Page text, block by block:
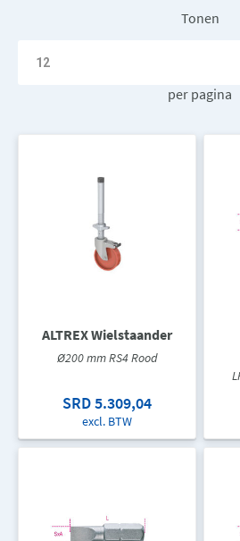
Tonen
per pagina
ALTREX Wielstaander
Ø200 mm RS4 Rood
SRD 5.309,04
excl. BTW